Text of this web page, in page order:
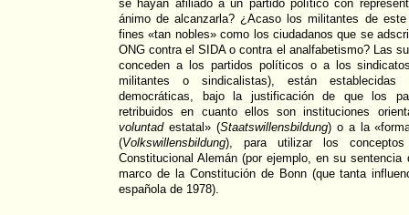
se hayan afiliado a un partido político con
ánimo de alcanzarla? ¿Acaso los militantes de
fines «tan nobles» como los ciudadanos que se
ONG contra el SIDA o contra el analfabetismo? Las
conceden a los partidos políticos o a los
militantes o sindicalistas), están establecidas
democráticas, bajo la justificación de que los
retribuidos en cuanto ellos son instituciones
voluntadestatal» (Staatswillensbildung) o a la
(Volkswillensbildung), para utilizar los
Constitucional Alemán (por ejemplo, en su
marco de la Constitución de Bonn (que tanta
española de 1978).